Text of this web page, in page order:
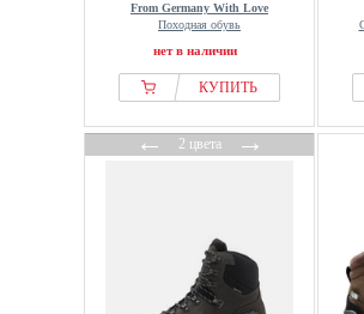
From Germany With Love
Походная обувь
нет в наличии
КУПИТЬ
←2 цвета→